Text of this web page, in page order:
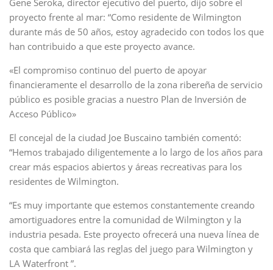
Gene Seroka, director ejecutivo del puerto, dijo sobre el
proyecto frente al mar: “Como residente de Wilmington
durante más de 50 años, estoy agradecido con todos los que
han contribuido a que este proyecto avance.
«El compromiso continuo del puerto de apoyar
financieramente el desarrollo de la zona ribereña de servicio
público es posible gracias a nuestro Plan de Inversión de
Acceso Público»
El concejal de la ciudad Joe Buscaino también comentó:
“Hemos trabajado diligentemente a lo largo de los años para
crear más espacios abiertos y áreas recreativas para los
residentes de Wilmington.
“Es muy importante que estemos constantemente creando
amortiguadores entre la comunidad de Wilmington y la
industria pesada. Este proyecto ofrecerá una nueva línea de
costa que cambiará las reglas del juego para Wilmington y
LA Waterfront ”.